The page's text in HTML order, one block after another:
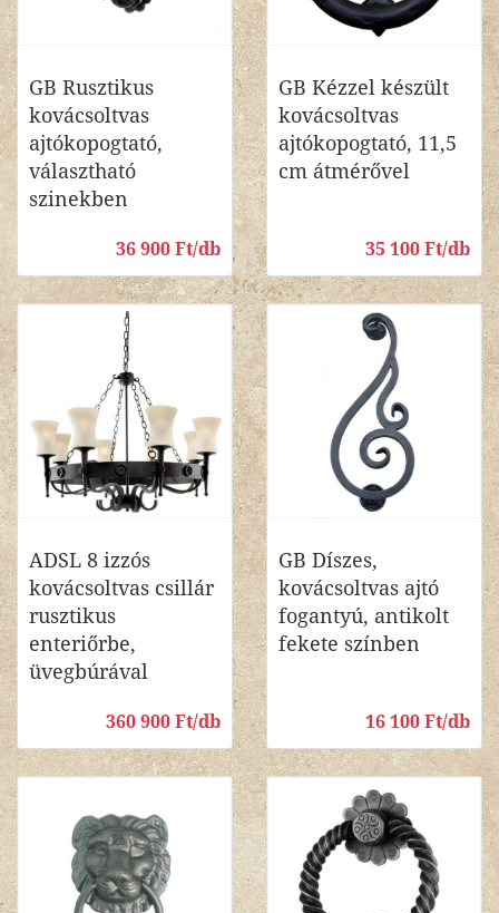
GB Rusztikus
kovácsoltvas
ajtókopogtató,
választható
szinekben
36 900 Ft/db
GB Kézzel készült
kovácsoltvas
ajtókopogtató, 11,5
cm átmérővel
35 100 Ft/db
ADSL 8 izzós
kovácsoltvas csillár
rusztikus
enteriőrbe,
üvegbúrával
360 900 Ft/db
GB Díszes,
kovácsoltvas ajtó
fogantyú, antikolt
fekete színben
16 100 Ft/db